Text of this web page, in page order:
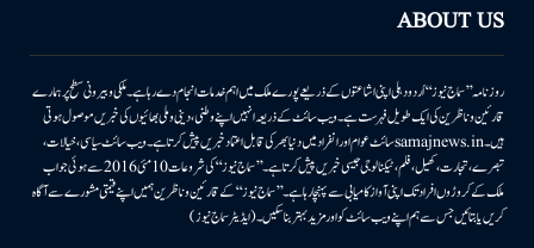
ABOUT US
روزنامہ ’’سماج نیوز‘‘ اُردو دہلی اپنی اشاعتوں کے ذریعے پورے ملک میں اہم خدمات انجام دے رہا ہے۔ ملکی وبیرونی سطح پر ہمارے
قارئین وناظرین کی ایک طویل فہرست ہے۔ ویب سائٹ کے ذریعہ انہیں اپنے وطنی، دینی وملی بھائیوں کی خبریں موصول ہوتی
ہیں۔samajnews.inسائٹ عوام اور انفراد میں دنیا بھر کی قابل اعتماد خبریں پیش کرتا ہے۔ ویب سائٹ سیاسی، خیالات،
تبصرے، تجارت، کھیل، فلم، ٹیکنالوجی جیسی خبریں پیش کرتا ہے۔ ’’سماج نیوز‘‘ کی شروعات 10مئی 2016 سے ہوئی جو اب
ملک کے کروڑوں افراد تک اپنی آواز کامیابی سے پہنچا رہا ہے۔ ’’سماج نیوز‘‘ کے قارئین وناظرین ہمیں اپنے قیمتی مشورے سے آگاہ
کریں یا بتائیں جس سے ہم اپنے ویب سائٹ کو اور مزید بہتر بناسکیں۔ (ایڈیٹر سماج نیوز)